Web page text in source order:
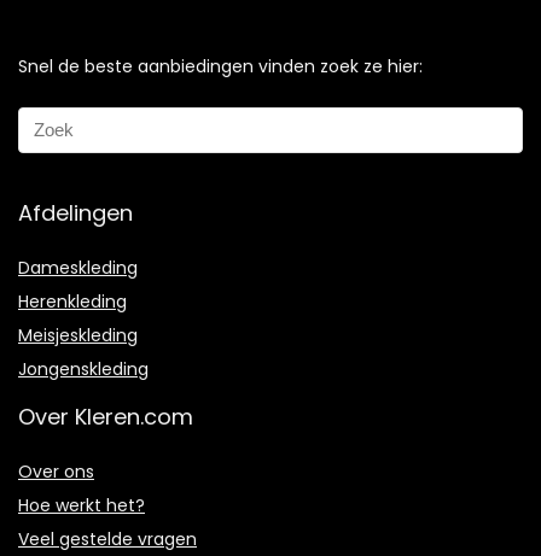
Snel de beste aanbiedingen vinden zoek ze hier:
Afdelingen
Dameskleding
Herenkleding
Meisjeskleding
Jongenskleding
Over Kleren.com
Over ons
Hoe werkt het?
Veel gestelde vragen